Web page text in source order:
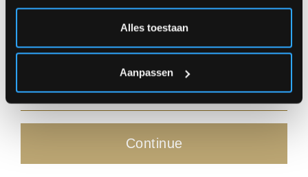
Alles toestaan
Aanpassen
|
Continue